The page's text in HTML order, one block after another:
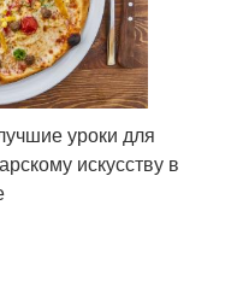
уроки для
искусству в